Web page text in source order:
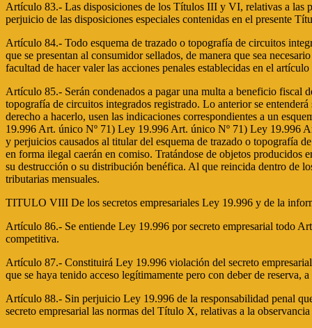
Artículo 83.- Las disposiciones de los Títulos III y VI, relativas a las
perjuicio de las disposiciones especiales contenidas en el presente
Artículo 84.- Todo esquema de trazado o topografía de circuitos
que se presentan al consumidor sellados, de manera que sea
facultad de hacer valer las acciones penales establecidas en el
Artículo 85.- Serán condenados a pagar una multa a beneficio fiscal
topografía de circuitos integrados registrado. Lo anterior se
derecho a hacerlo, usen las indicaciones correspondientes a un
19.996 Art. único Nº 71) Ley 19.996 Art. único Nº 71) Ley 19.996
y perjuicios causados al titular del esquema de trazado o topografía
en forma ilegal caerán en comiso. Tratándose de objetos producidos
su destrucción o su distribución benéfica. Al que reincida dentro de
tributarias mensuales.
TITULO VIII De los secretos empresariales Ley 19.996 y de la
Artículo 86.- Se entiende Ley 19.996 por secreto empresarial todo
competitiva.
Artículo 87.- Constituirá Ley 19.996 violación del secreto
que se haya tenido acceso legítimamente pero con deber de
Artículo 88.- Sin perjuicio Ley 19.996 de la responsabilidad penal
secreto empresarial las normas del Título X, relativas a la